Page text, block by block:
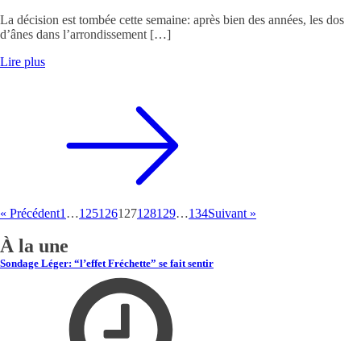
La décision est tombée cette semaine: après bien des années, les dos
d’ânes dans l’arrondissement […]
Lire plus
« Précédent1 …125126127128129…134Suivant »
À la une
Sondage Léger: “l’effet Fréchette” se fait sentir